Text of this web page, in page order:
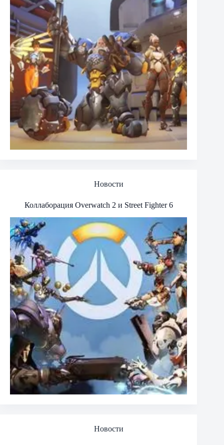
Новости
Коллаборация Overwatch 2 и Street Fighter 6
Новости